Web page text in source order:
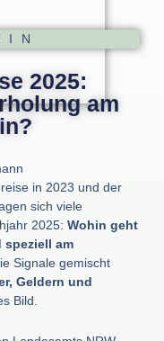
2025:
am
in 2023 und der
sich viele
2025: Wohin geht
speziell am
Signale gemischt
Geldern und
Bild.